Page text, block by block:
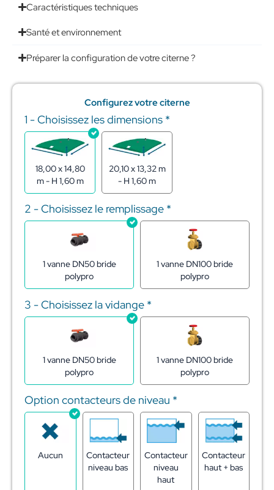
Caractéristiques techniques
Santé et environnement
Préparer la configuration de votre citerne ?
Configurez votre citerne
1 - Choisissez les dimensions *
18,00 x 14,80
m - H 1,60 m
20,10 x 13,32 m
- H 1,60 m
2 - Choisissez le remplissage *
1 vanne DN50 bride
polypro
1 vanne DN100 bride
polypro
3 - Choisissez la vidange *
1 vanne DN50 bride
polypro
1 vanne DN100 bride
polypro
Option contacteurs de niveau *
Aucun
Contacteur
niveau bas
Contacteur
niveau
haut
Contacteur
haut + bas
quantité
de
Citerne
souple
pour
stockage
de
l'eau
350m3